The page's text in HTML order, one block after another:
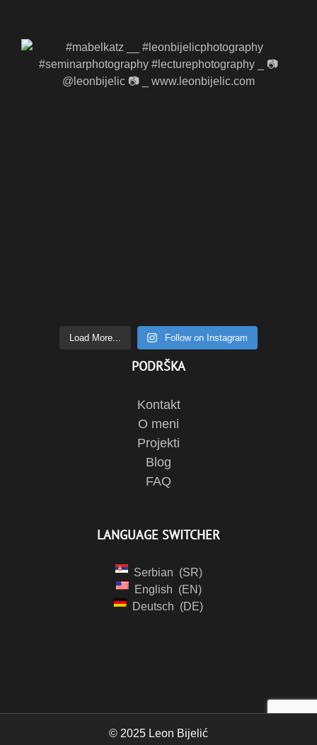
Load More... Follow on Instagram
PODRŠKA
Kontakt
O meni
Projekti
Blog
FAQ
LANGUAGE SWITCHER
Serbian
SR
English
EN
Deutsch
DE
© 2025 Leon Bijelić